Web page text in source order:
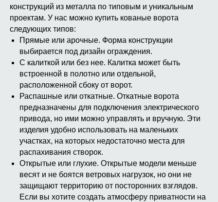
конструкций из металла по типовым и уникальным
проектам. У нас можно купить кованые ворота
следующих типов:
Прямые или арочные. Форма конструкции
выбирается под дизайн ограждения.
С калиткой или без нее. Калитка может быть
встроенной в полотно или отдельной,
расположенной сбоку от ворот.
Распашные или откатные. Откатные ворота
предназначены для подключения электрического
привода, но ими можно управлять и вручную. Эти
изделия удобно использовать на маленьких
участках, на которых недостаточно места для
распахивания створок.
Открытые или глухие. Открытые модели меньше
весят и не боятся ветровых нагрузок, но они не
защищают территорию от посторонних взглядов.
Если вы хотите создать атмосферу приватности на